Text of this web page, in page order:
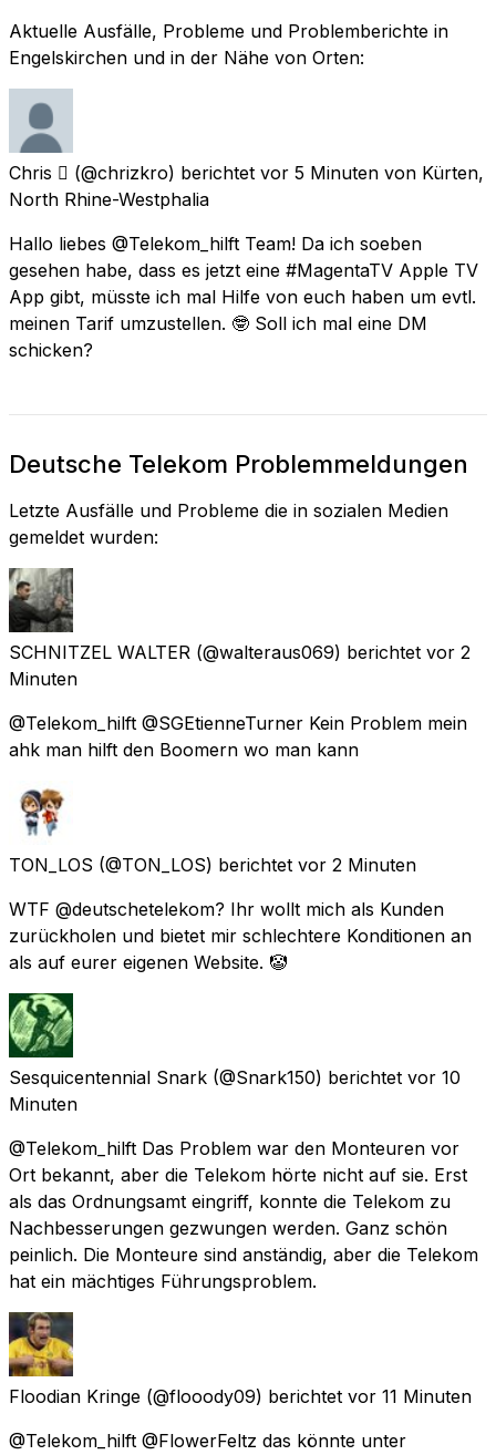
Aktuelle Ausfälle, Probleme und Problemberichte in
Engelskirchen und in der Nähe von Orten:
Chris  (@chrizkro) berichtet vor 5 Minuten von Kürten,
North Rhine-Westphalia
Hallo liebes @Telekom_hilft Team! Da ich soeben
gesehen habe, dass es jetzt eine #MagentaTV Apple TV
App gibt, müsste ich mal Hilfe von euch haben um evtl.
meinen Tarif umzustellen. 🤓 Soll ich mal eine DM
schicken?
Deutsche Telekom Problemmeldungen
Letzte Ausfälle und Probleme die in sozialen Medien
gemeldet wurden:
SCHNITZEL WALTER (@walteraus069) berichtet vor 2
Minuten
@Telekom_hilft @SGEtienneTurner Kein Problem mein
ahk man hilft den Boomern wo man kann
TON_LOS (@TON_LOS) berichtet vor 2 Minuten
WTF @deutschetelekom? Ihr wollt mich als Kunden
zurückholen und bietet mir schlechtere Konditionen an
als auf eurer eigenen Website. 🤡
Sesquicentennial Snark (@Snark150) berichtet vor 10
Minuten
@Telekom_hilft Das Problem war den Monteuren vor
Ort bekannt, aber die Telekom hörte nicht auf sie. Erst
als das Ordnungsamt eingriff, konnte die Telekom zu
Nachbesserungen gezwungen werden. Ganz schön
peinlich. Die Monteure sind anständig, aber die Telekom
hat ein mächtiges Führungsproblem.
Floodian Kringe (@flooody09) berichtet vor 11 Minuten
@Telekom_hilft @FlowerFeltz das könnte unter